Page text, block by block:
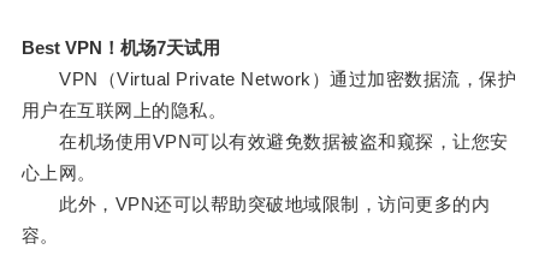
Best VPN！机场7天试用
VPN（Virtual Private Network）通过加密数据流，保护
用户在互联网上的隐私。
在机场使用VPN可以有效避免数据被盗和窥探，让您安
心上网。
此外，VPN还可以帮助突破地域限制，访问更多的内
容。